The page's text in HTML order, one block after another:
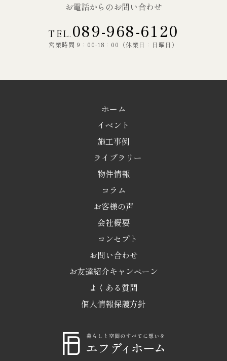
お電話からのお問い合わせ
TEL. 089-968-6120
営業時間 9：00-18：00（休業日：日曜日）
ホーム
イベント
施工事例
ライブラリー
物件情報
コラム
お客様の声
会社概要
コンセプト
お問い合わせ
お友達紹介キャンペーン
よくある質問
個人情報保護方針